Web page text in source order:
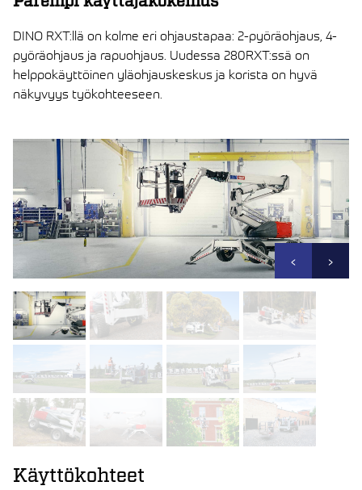
DINO RXT:llä on kolme eri ohjaustapaa: 2-pyöräohjaus, 4-
pyöräohjaus ja rapuohjaus. Uudessa 280RXT:ssä on
helppokäyttöinen yläohjauskeskus ja korista on hyvä
näkyvyys työkohteeseen.
‹ ›
Käyttökohteet